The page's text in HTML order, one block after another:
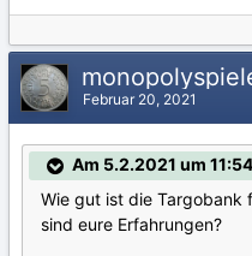
Februar 20, 2021
Am 5.2.2021 um
Wie gut ist die Targobank
sind eure Erfahrungen?